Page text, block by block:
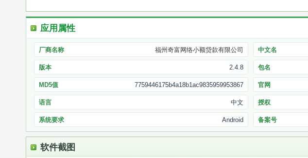
应用属性
厂商名称 福州奇富网络小额贷款有限公司 中文名
版本 2.4.8 包名
MD5值 7759446175b4a18b1ac9835959953867 官网
语言 中文 授权
系统要求 Android 备案号
软件截图